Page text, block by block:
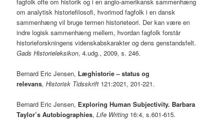
om analytisk historiefilosofi, hvorimod fagfolk i en dansk
sammenhæng vil bruge termen historieteori. Der kan være en
indre logisk sammenhæng mellem, hvordan fagfolk forstår
historieforskningens videnskabskarakter og dens genstandsfelt.
Gads Historieleksikon, 4.udg., 2009, s. 246.
Bernard Eric Jensen, Læghistorie – status og
relevans,Historisk Tidsskrift 121:2021, 201-221.
Bernard Eric Jensen, Exploring Human Subjectivity. Barbara
Taylor’s Autobiographies,Life Writing 16:4, s.601-615.